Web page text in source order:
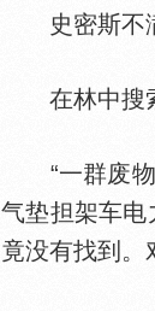
史密斯不满
在林中搜索
“一群废物
气垫担架车
竟没有找到。